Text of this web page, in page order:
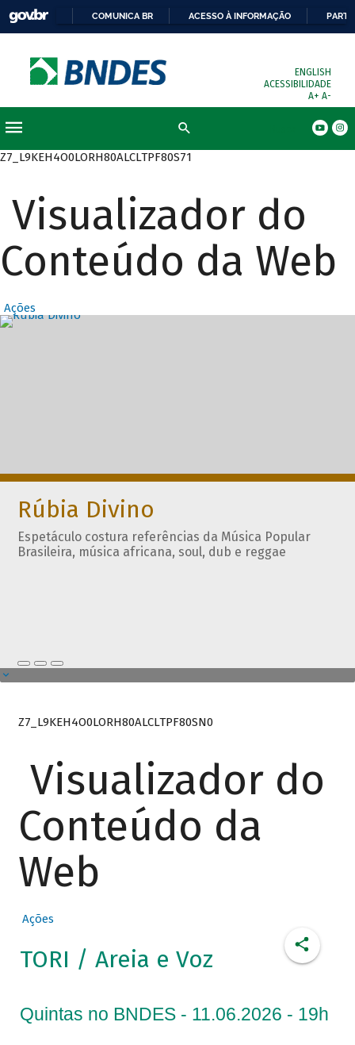
COMUNICA BR ACESSO À INFORMAÇÃO
ENGLISH
ACESSIBILIDADE
A+ A-
Z7_L9KEH4O0LORH80ALCLTPF80S71
Visualizador do
Conteúdo da Web
Ações
Destaques
Rúbia Divino
Espetáculo costura referências da Música Popular
Brasileira, música africana, soul, dub e reggae
Z7_L9KEH4O0LORH80ALCLTPF80SN0
Visualizador do
Conteúdo da
Web
Ações
TORI / Areia e Voz
Quintas no BNDES - 11.06.2026 - 19h